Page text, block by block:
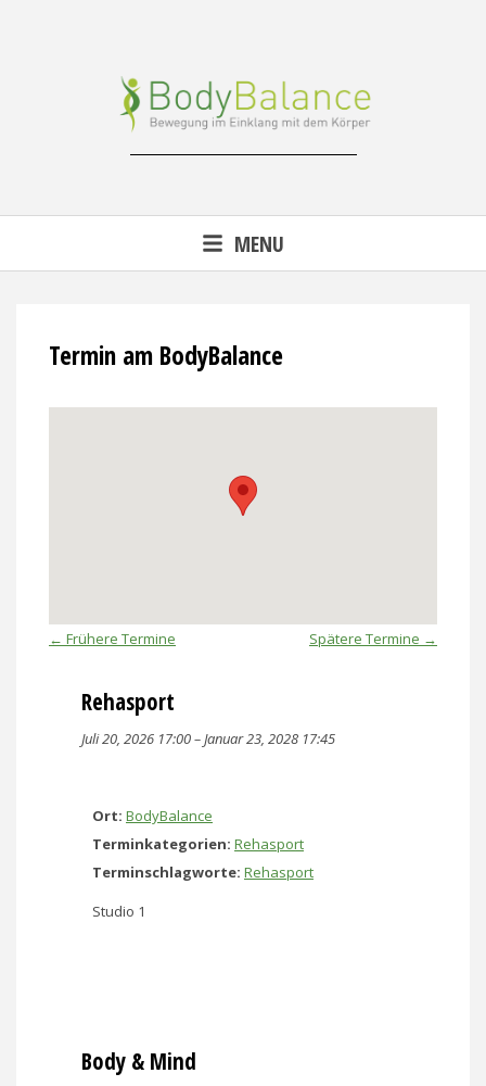
MENU
Termin am BodyBalance
Spätere Termine →
← Frühere Termine
Rehasport
Juli 20, 2026 17:00–Januar 23, 2028 17:45
Ort: BodyBalance
Terminkategorien: Rehasport
Terminschlagworte: Rehasport
Studio 1
Body & Mind